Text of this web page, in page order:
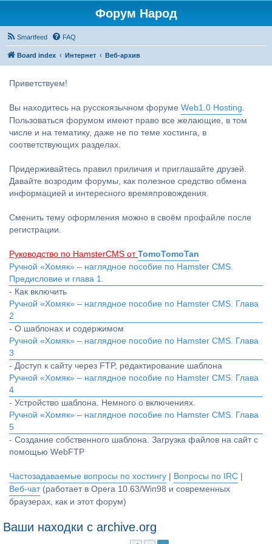
Форум Народ
Smartfeed FAQ
Board index Интернет Веб-архив
Приветствуем!
Вы находитесь на русскоязычном форуме Web1.0 Hosting.
Пользоваться форумом имеют право все желающие, в том
числе и на тематику, даже не по теме хостинга, в
соответствующих разделах.
Придерживайтесь правил приличия и приглашайте друзей.
Давайте возродим форумы, как полезное средство обмена
информацией и интересного времяпровождения.
Сменить тему оформления можно в своём профайле после
регистрации.
Руководство по HamsterCMS от TomoTomoTan
Ручной «Хомяк» – наглядное пособие по Hamster CMS.
Предисловие и глава 1.
- Как включить
Ручной «Хомяк» – наглядное пособие по Hamster CMS. Глава
2
- О шаблонах и содержимом
Ручной «Хомяк» – наглядное пособие по Hamster CMS. Глава
3
- Доступ к сайту через FTP, редактирование шаблона
Ручной «Хомяк» – наглядное пособие по Hamster CMS. Глава
4
- Устройство шаблона. Немного о включениях.
Ручной «Хомяк» – наглядное пособие по Hamster CMS. Глава
5
- Создание собственного шаблона. Загрузка файлов на сайт с
помощью WebFTP
Частозадаваемые вопросы по хостингу Вопросы по IRC
Веб-чат(работает в Opera 10.63/Win98 и современных
браузерах, как и этот форум)
Ваши находки с archive.org